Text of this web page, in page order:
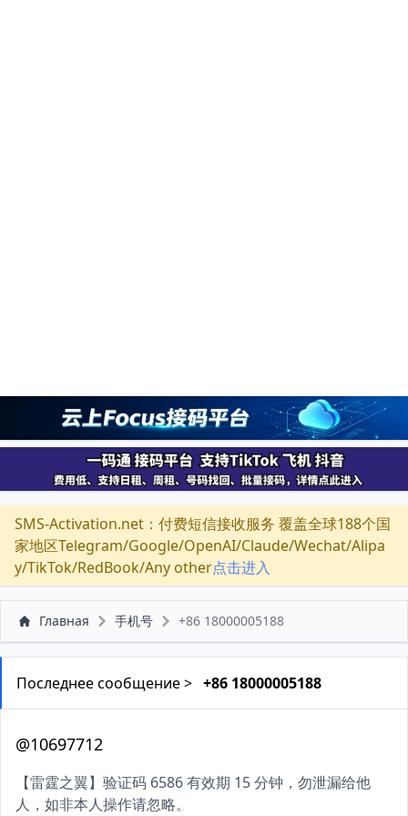
SMS-Activation.net：付费短信接收服务 覆盖全球188个国
家地区Telegram/Google/OpenAI/Claude/Wechat/Alipa
y/TikTok/RedBook/Any other点击进入
Главная 手机号 +86 18000005188
Последнее сообщение > +86 18000005188
@10697712
【雷霆之翼】验证码 6586 有效期 15 分钟，勿泄漏给他
人，如非本人操作请忽略。